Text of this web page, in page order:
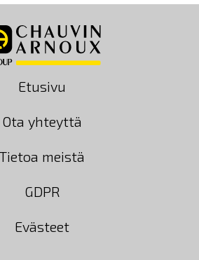
Etusivu
Ota yhteyttä
Tietoa meistä
GDPR
Evästeet